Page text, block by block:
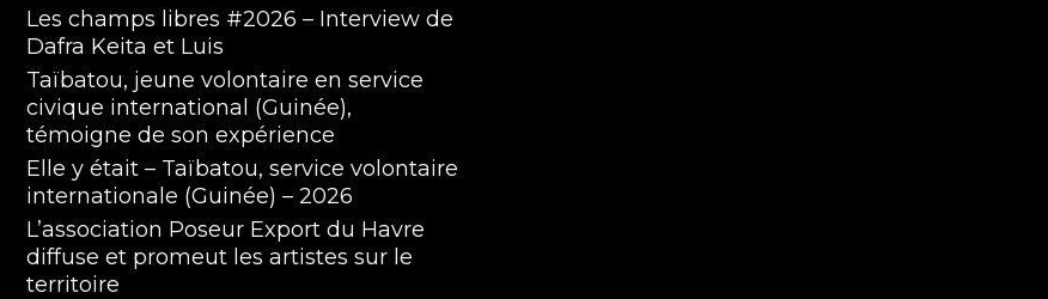
Les champs libres #2026 – Interview de
Dafra Keita et Luis
Taïbatou, jeune volontaire en service
civique international (Guinée),
témoigne de son expérience
Elle y était – Taïbatou, service volontaire
internationale (Guinée) – 2026
L’association Poseur Export du Havre
diffuse et promeut les artistes sur le
territoire